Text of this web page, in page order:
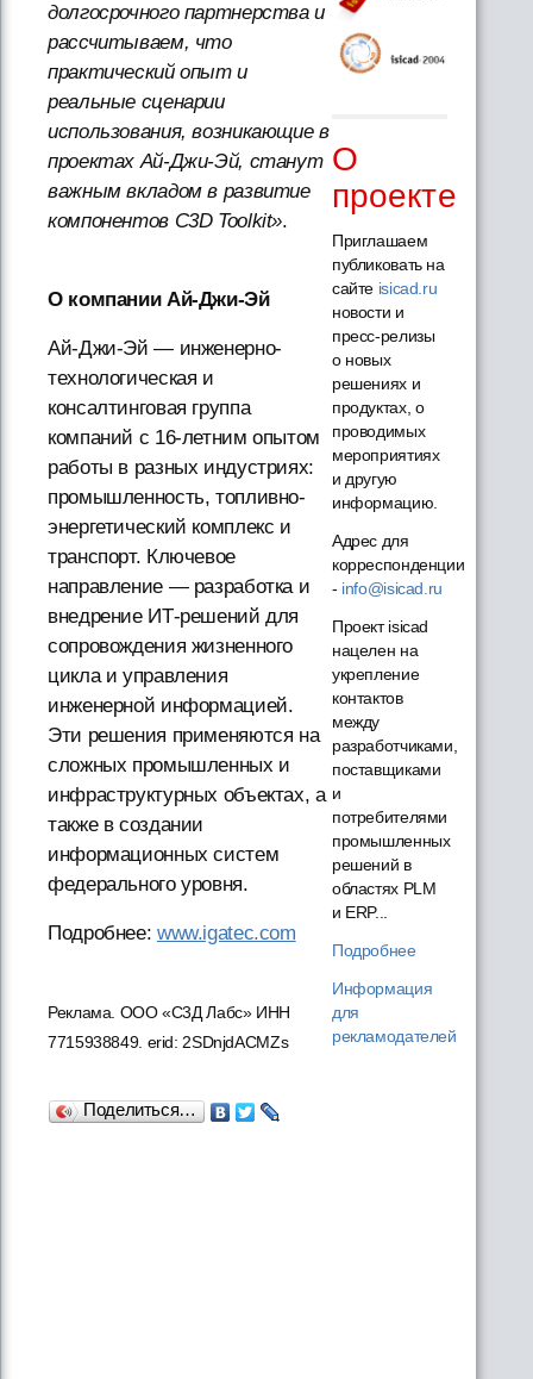
долгосрочного партнерства и
рассчитываем, что
практический опыт и
реальные сценарии
использования, возникающие в
проектах Ай-Джи-Эй, станут
важным вкладом в развитие
компонентов C3D Toolkit».
О компании Ай-Джи-Эй
Ай-Джи-Эй — инженерно-
технологическая и
консалтинговая группа
компаний с 16-летним опытом
работы в разных индустриях:
промышленность, топливно-
энергетический комплекс и
транспорт. Ключевое
направление — разработка и
внедрение ИТ-решений для
сопровождения жизненного
цикла и управления
инженерной информацией.
Эти решения применяются на
сложных промышленных и
инфраструктурных объектах, а
также в создании
информационных систем
федерального уровня.
Подробнее: www.igatec.com
Реклама. ООО «С3Д Лабс» ИНН
7715938849. erid: 2SDnjdACMZs
Поделиться…
О
проекте
Приглашаем
публиковать на
сайте isicad.ru
новости и
пресс-релизы
о новых
решениях и
продуктах, о
проводимых
мероприятиях
и другую
информацию.
Адрес для
корреспонденции
- info@isicad.ru
Проект isicad
нацелен на
укрепление
контактов
между
разработчиками,
поставщиками
и
потребителями
промышленных
решений в
областях PLM
и ERP...
Подробнее
Информация
для
рекламодателей